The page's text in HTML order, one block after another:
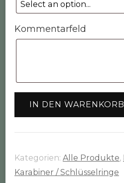
Kommentarfeld
20
IN DEN WARENKORB
Kategorien: Alle Produkte,
Karabiner / Schlüsselringe